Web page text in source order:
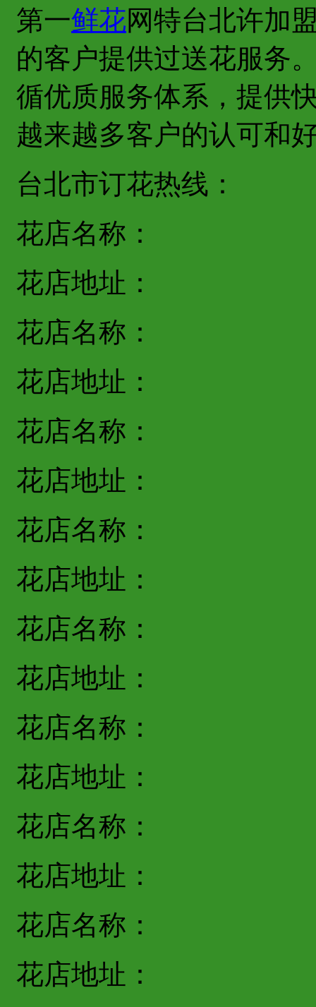
第一鲜花网特台北许加
的客户提供过送花服务
循优质服务体系，提供
越来越多客户的认可和
台北市订花热线：
花店名称：
花店地址：
花店名称：
花店地址：
花店名称：
花店地址：
花店名称：
花店地址：
花店名称：
花店地址：
花店名称：
花店地址：
花店名称：
花店地址：
花店名称：
花店地址：